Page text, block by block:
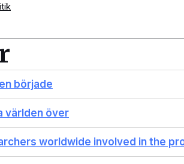
började
världen över
worldwide involved in the